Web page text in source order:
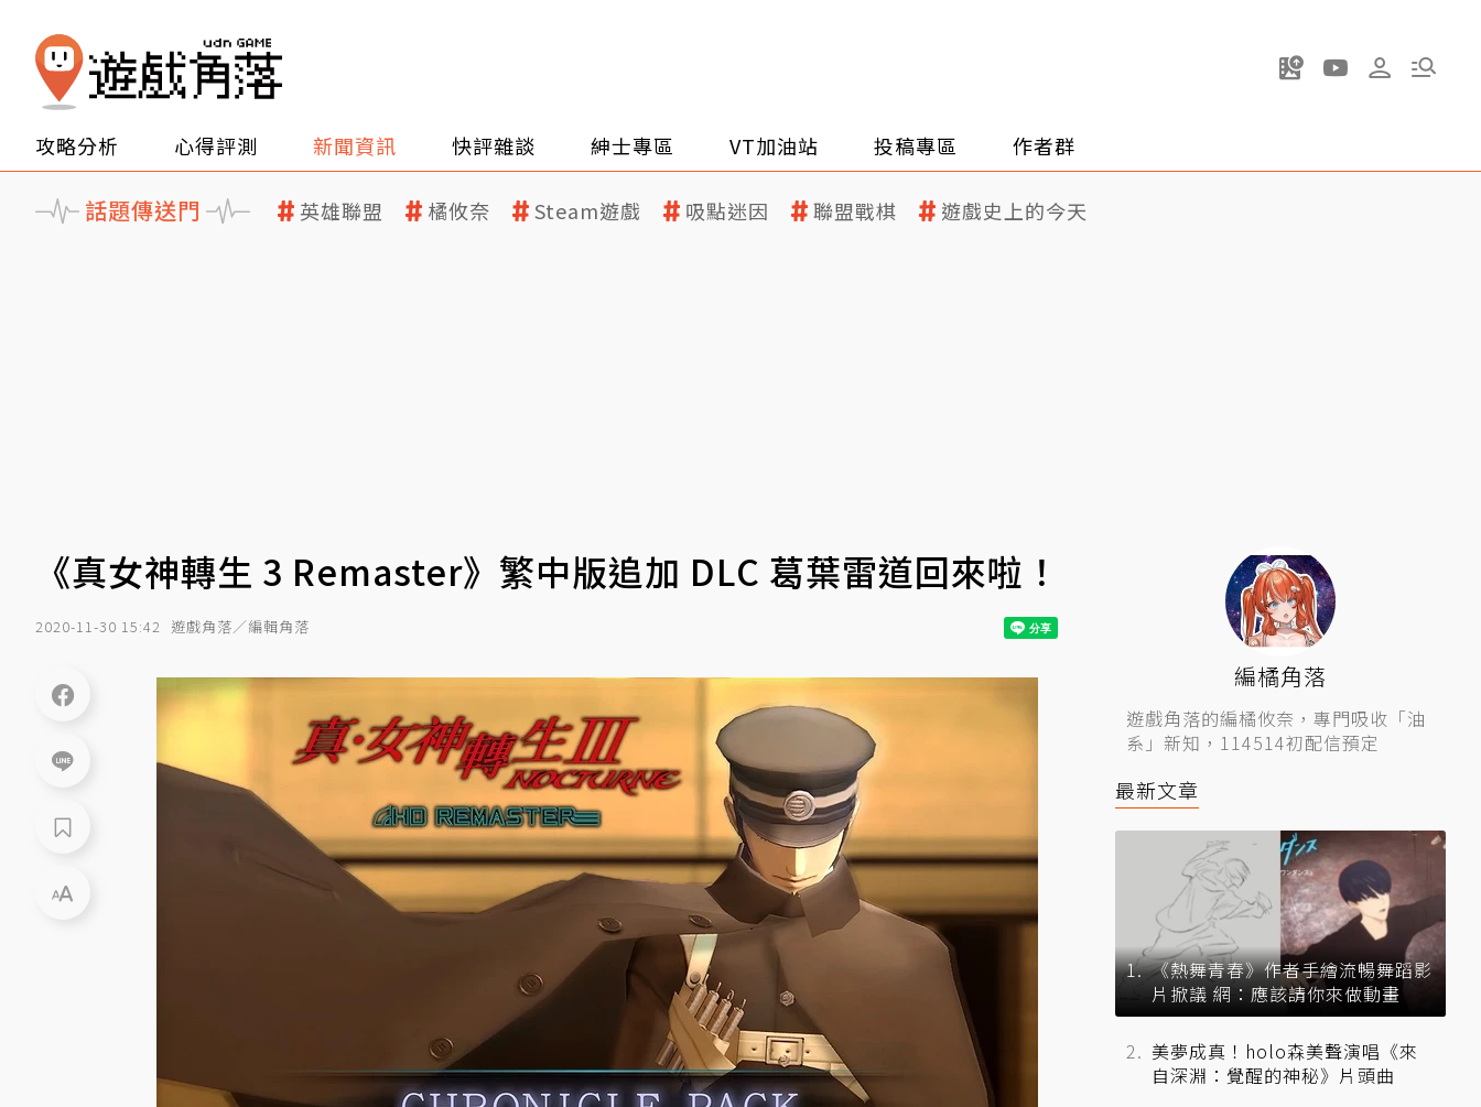
攻略分析 心得評測 新聞資訊 快評雜談 紳士專區 VT加油站 投稿專區 作者群
話題傳送門 英雄聯盟 橘攸奈 Steam遊戲 吸點迷因 聯盟戰棋 遊戲史上的今天
《真女神轉生 3 Remaster》繁中版追加 DLC 葛葉雷道回來啦！
2020-11-30 15:42 遊戲角落／編輯角落
編橘角落
遊戲角落的編橘攸奈，專門吸收「油
系」新知，114514初配信預定
最新文章
《熱舞青春》作者手繪流暢舞蹈影
片掀議 網：應該請你來做動畫
美夢成真！holo森美聲演唱《來
自深淵：覺醒的神秘》片頭曲